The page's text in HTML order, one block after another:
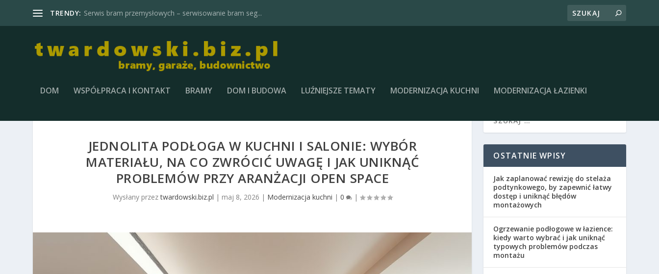
TRENDY: Serwis bram przemysłowych – serwisowanie bram seg...
DOM WSPÓŁPRACA I KONTAKT BRAMY DOM I BUDOWA LUŹNIEJSZE TEMATY MODERNIZACJA KUCHNI MODERNIZACJA ŁAZIENKI
JEDNOLITA PODŁOGA W KUCHNI I SALONIE: WYBÓR
MATERIAŁU, NA CO ZWRÓCIĆ UWAGĘ I JAK UNIKNĄĆ
PROBLEMÓW PRZY ARANŻACJI OPEN SPACE
Wysłany przeztwardowski.biz.pl | maj 8, 2026 | Modernizacja kuchni | 0 |
OSTATNIE WPISY
Jak zaplanować rewizję do stelaża
podtynkowego, by zapewnić łatwy
dostęp i uniknąć błędów
montażowych
Ogrzewanie podłogowe w łazience:
kiedy warto wybrać i jak uniknąć
typowych problemów podczas
montażu